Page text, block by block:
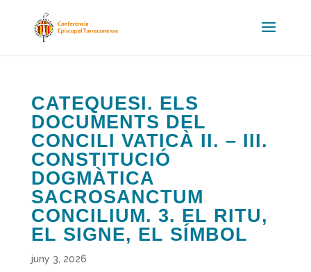
CATEQUESI. ELS
DOCUMENTS DEL
CONCILI VATICÀ II. – III.
CONSTITUCIÓ
DOGMÀTICA
SACROSANCTUM
CONCILIUM. 3. EL RITU,
EL SIGNE, EL SÍMBOL
juny 3, 2026